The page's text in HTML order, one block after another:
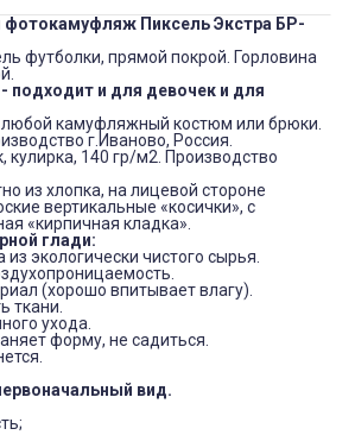
фотокамуфляж Пиксель Экстра БР-
футболки, прямой покрой. Горловина
подходит и для девочек и для
камуфляжный костюм или брюки.
г.Иваново, Россия.
кулирка, 140 гр/м2. Производство
из хлопка, на лицевой стороне
вертикальные «косички», с
«кирпичная кладка».
глади:
из экологически чистого сырья.
(хорошо впитывает влагу).
ткани.
ухода.
форму, не садиться.
вид.